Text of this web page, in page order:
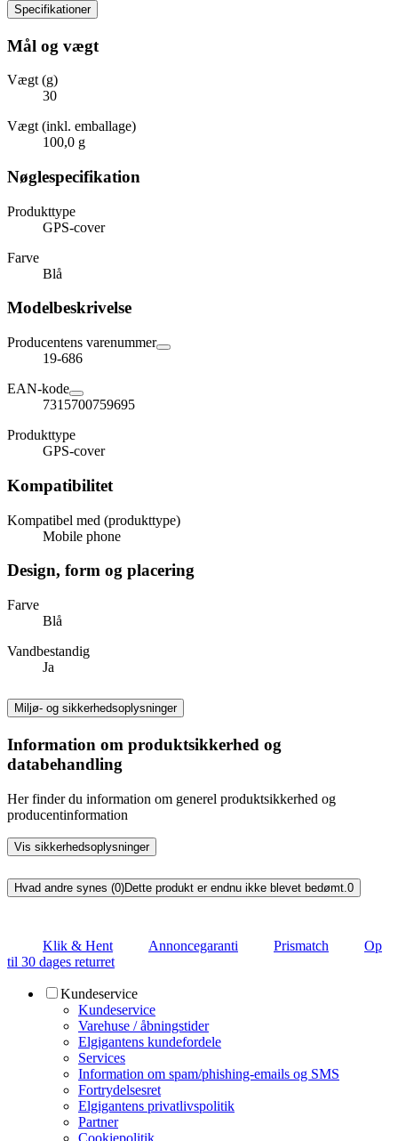
Specifikationer
Mål og vægt
Vægt (g)
30
Vægt (inkl. emballage)
100,0 g
Nøglespecifikation
Produkttype
GPS-cover
Farve
Blå
Modelbeskrivelse
Producentens varenummer
19-686
EAN-kode
7315700759695
Produkttype
GPS-cover
Kompatibilitet
Kompatibel med (produkttype)
Mobile phone
Design, form og placering
Farve
Blå
Vandbestandig
Ja
Miljø- og sikkerhedsoplysninger
Information om produktsikkerhed og
databehandling
Her finder du information om generel produktsikkerhed og
producentinformation
Vis sikkerhedsoplysninger
Hvad andre synes (0)Dette produkt er endnu ikke blevet bedømt.0
Klik & Hent Annoncegaranti Prismatch
Op
til 30 dages returret
Kundeservice
Kundeservice
Varehuse / åbningstider
Elgigantens kundefordele
Services
Information om spam/phishing-emails og SMS
Fortrydelsesret
Elgigantens privatlivspolitik
Partner